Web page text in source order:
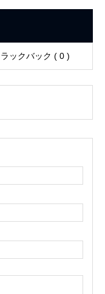
ラックバック ( 0 )